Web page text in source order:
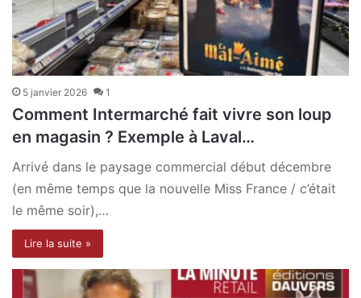
5 janvier 2026 1
Comment Intermarché fait vivre son loup
en magasin ? Exemple à Laval…
Arrivé dans le paysage commercial début décembre
(en même temps que la nouvelle Miss France / c’était
le même soir),…
Lire la suite »